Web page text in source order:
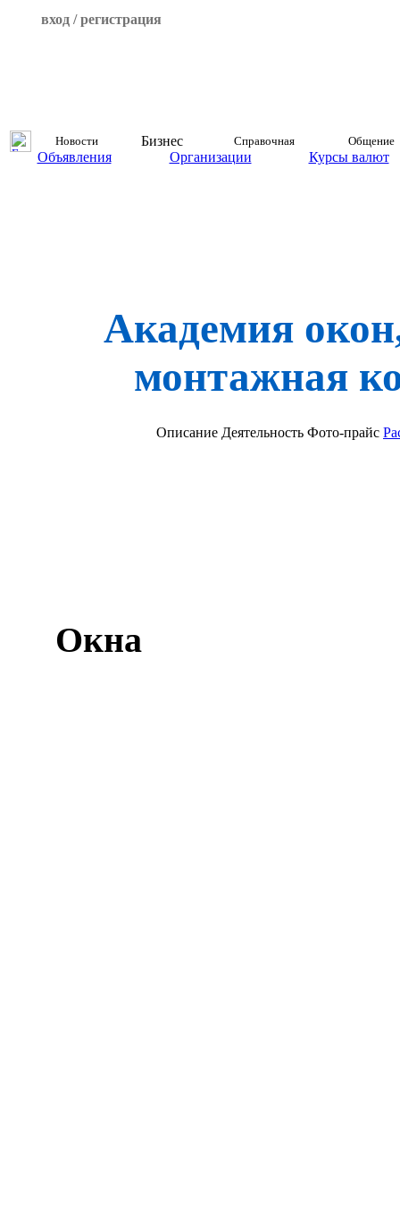
вход / регистрация
Новости Бизнес Справочная Общение
Объявления Организации Курсы валют
Академия
монтажная
Описание Деятельность Фото-прайс
Окна